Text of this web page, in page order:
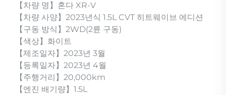
【차량 명】혼다 XR-V
【차량 사양】2023년식 1.5L CVT 히트웨이브 에디션
【구동 방식】2WD(2륜 구동)
【색상】화이트
【제조일자】2023년 3월
【등록일자】2023년 4월
【주행거리】20,000km
【엔진 배기량】1.5L